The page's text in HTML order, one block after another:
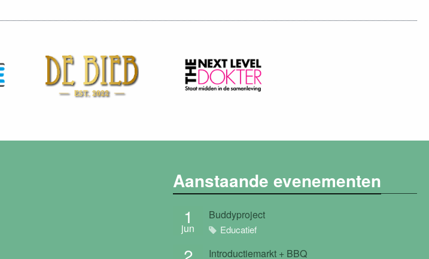
Aanstaande evenementen
1
jun
Buddyproject
Educatief
Introductiemarkt + BBQ